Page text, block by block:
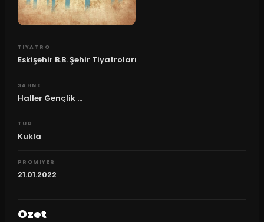
TIYATRO
Eskişehir B.B. Şehir Tiyatroları
SAHNE
Haller Gençlik ...
TUR
Kukla
PROMIYER
21.01.2022
Ozet